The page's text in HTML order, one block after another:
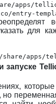
apps/
entry-
для
/share/apps/
запуске
, но